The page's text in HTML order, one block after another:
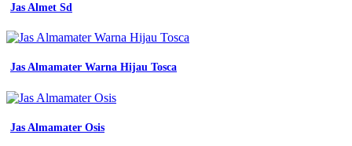
baju
seragam
pria
merah
jual
Jas Almet Sd
Jas Almamater Warna Hijau Tosca
Jas Almamater Osis